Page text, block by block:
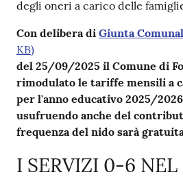
degli oneri a carico delle
Con delibera di Giunta
KB)
del 25/09/2025 il Comune di
rimodulato le tariffe mensili a
per l'anno educativo 2025/
usufruendo anche del
frequenza del nido sarà
I SERVIZI 0-6